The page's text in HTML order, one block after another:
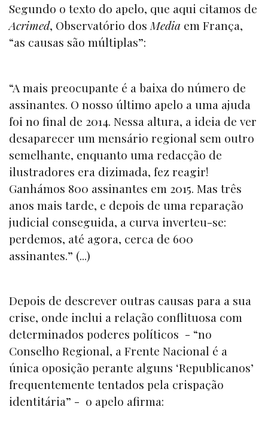
Segundo o texto do apelo, que aqui citamos de
Acrimed, Observatório dosMedia em França,
“as causas são múltiplas”:
“A mais preocupante é a baixa do número de
assinantes. O nosso último apelo a uma ajuda
foi no final de 2014. Nessa altura, a ideia de ver
desaparecer um mensário regional sem outro
semelhante, enquanto uma redacção de
ilustradores era dizimada, fez reagir!
Ganhámos 800 assinantes em 2015. Mas três
anos mais tarde, e depois de uma reparação
judicial conseguida, a curva inverteu-se:
perdemos, até agora, cerca de 600
assinantes.” (...)
Depois de descrever outras causas para a sua
crise, onde inclui a relação conflituosa com
determinados poderes políticos - “no
Conselho Regional, a Frente Nacional é a
única oposição perante alguns ‘Republicanos’
frequentemente tentados pela crispação
identitária” - o apelo afirma: